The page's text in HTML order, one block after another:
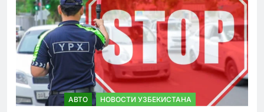
АВТО НОВОСТИ УЗБЕКИСТАНА